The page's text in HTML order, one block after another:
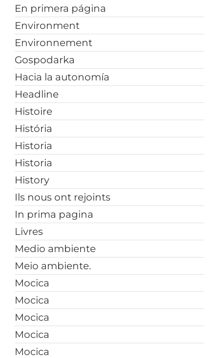
En primera página
Environment
Environnement
Gospodarka
Hacia la autonomía
Headline
Histoire
História
Historia
Historia
History
Ils nous ont rejoints
In prima pagina
Livres
Medio ambiente
Meio ambiente.
Mocica
Mocica
Mocica
Mocica
Mocica